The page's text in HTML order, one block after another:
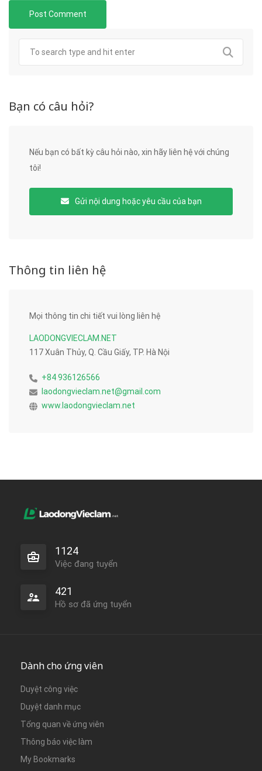
Bạn có câu hỏi?
Nếu bạn có bất kỳ câu hỏi nào, xin hãy liên hệ với chúng
tôi!
Gửi nội dung hoặc yêu cầu của bạn
Thông tin liên hệ
Mọi thông tin chi tiết vui lòng liên hệ
LAODONGVIECLAM.NET
117 Xuân Thủy, Q. Cầu Giấy, TP. Hà Nội
+84 936126566
laodongvieclam.net@gmail.com
www.laodongvieclam.net
1124
Việc đang tuyển
421
Hồ sơ đã ứng tuyển
Dành cho ứng viên
Duyệt công việc
Duyệt danh mục
Tổng quan về ứng viên
Thông báo việc làm
My Bookmarks